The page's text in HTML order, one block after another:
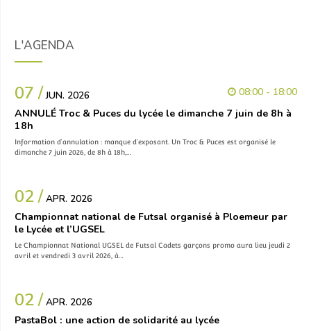
L'AGENDA
07 /JUN. 2026
08:00 - 18:00
ANNULÉ Troc & Puces du lycée le dimanche 7 juin de 8h à
18h
Information d’annulation : manque d’exposant. Un Troc & Puces est organisé le
dimanche 7 juin 2026, de 8h à 18h,…
02 / APR. 2026
Championnat national de Futsal organisé à Ploemeur par
le Lycée et l’UGSEL
Le Championnat National UGSEL de Futsal Cadets garçons promo aura lieu jeudi 2
avril et vendredi 3 avril 2026, à…
02 / APR. 2026
PastaBol : une action de solidarité au lycée